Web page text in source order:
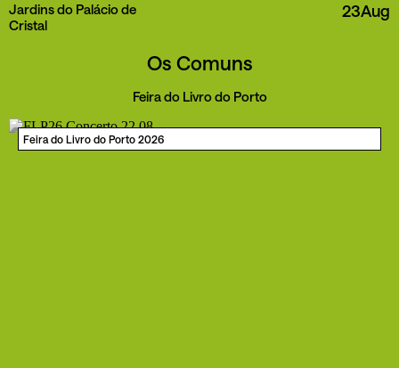
Jardins do Palácio de
Cristal
23Aug
Os Comuns
Feira do Livro do Porto
Feira do Livro do Porto 2026